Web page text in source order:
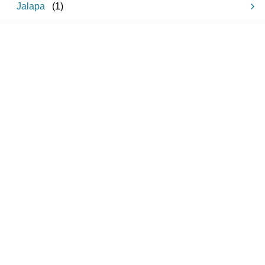
Jalapa (1)